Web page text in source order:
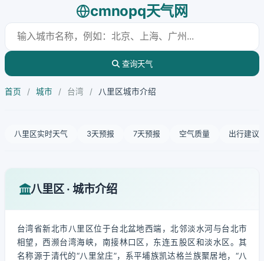
cmnopq天气网
查询天气
首页 / 城市 / 台湾 / 八里区城市介绍
八里区实时天气 3天预报 7天预报 空气质量 出行建议
八里区 · 城市介绍
台湾省新北市八里区位于台北盆地西端，北邻淡水河与台北市
相望，西濒台湾海峡，南接林口区，东连五股区和淡水区。其
名称源于清代的“八里坌庄”，系平埔族凯达格兰族聚居地，“八